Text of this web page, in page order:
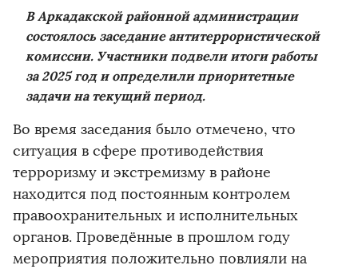
В Аркадакской районной администрации
состоялось заседание антитеррористической
комиссии. Участники подвели итоги работы
за 2025 год и определили приоритетные
задачи на текущий период.
Во время заседания было отмечено, что
ситуация в сфере противодействия
терроризму и экстремизму в районе
находится под постоянным контролем
правоохранительных и исполнительных
органов. Проведённые в прошлом году
мероприятия положительно повлияли на